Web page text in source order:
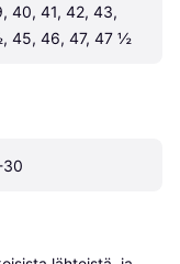
40, 41, 42, 43,
45, 46, 47, 47 ½
30